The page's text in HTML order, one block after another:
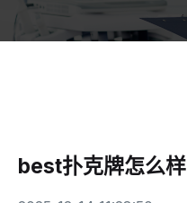
best扑克牌怎么样